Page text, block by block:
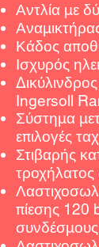
Αντλία με
Κάδος
Ισχυρός
Ingersoll
Σύστημα
επιλογές
Στιβαρής
τροχήλατος
πίεσης 120